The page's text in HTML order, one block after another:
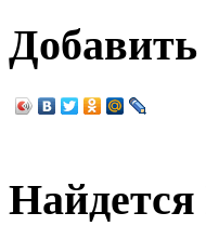
Найдется